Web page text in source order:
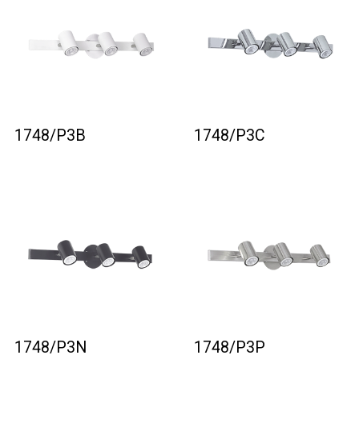
1748/P3B 1748/P3C
1748/P3N 1748/P3P